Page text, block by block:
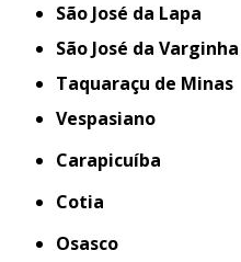
São José da Lapa
São José da Varginha
Taquaraçu de Minas
Vespasiano
Carapicuíba
Cotia
Osasco